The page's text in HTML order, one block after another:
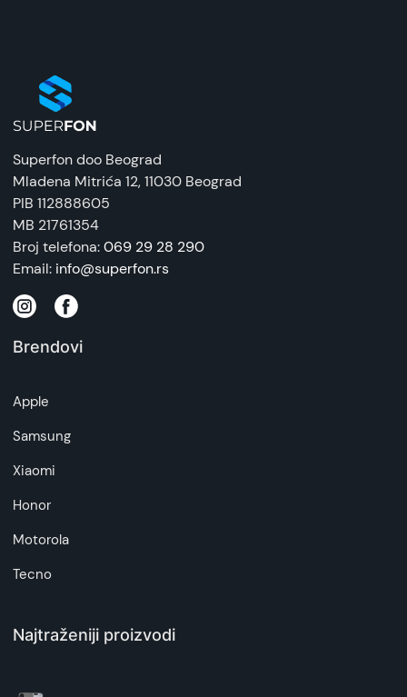
EAN:
8600220612682-1
Zemlja porekla:
Kina
Prava potrošača:
Zagarantovana sva prava kupaca po osnovu
zakona o zaštiti potrošača. Detaljnije o ugovoru
ovde
Napomena:
da garantuje da su svi podaci apsolutno ispravni.
Superfon doo Beograd
Mladena Mitrića 12, 11030 Beograd
PIB 112888605
MB 21761354
Broj telefona:069 29 28 290
Email: info@superfon.rs
Brendovi
Apple
Samsung
Xiaomi
Honor
Motorola
Tecno
Najtraženiji proizvodi